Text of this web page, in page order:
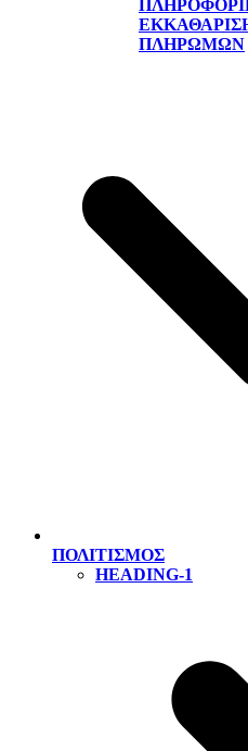
ΠΛΗΡΩΜΏΝ
ΠΟΛΙΤΙΣΜΟΣ
HEADING-1